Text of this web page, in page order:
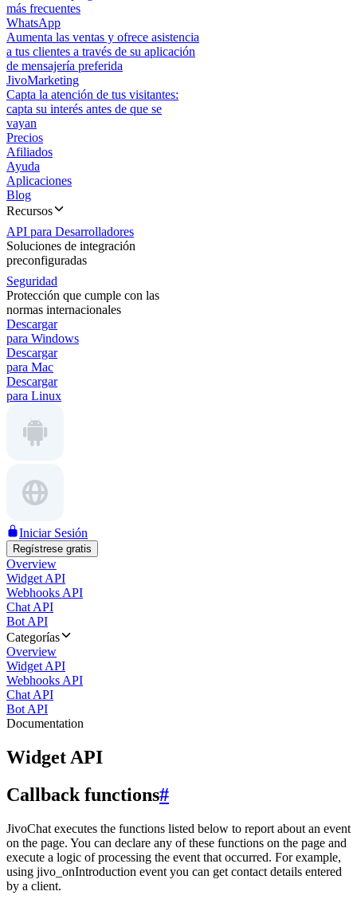
más frecuentes
WhatsApp
Aumenta las ventas y ofrece asistencia
a tus clientes a través de su aplicación
de mensajería preferida
JivoMarketing
Capta la atención de tus visitantes:
capta su interés antes de que se
vayan
Precios
Afiliados
Ayuda
Aplicaciones
Blog
Recursos
API para Desarrolladores
Soluciones de integración
preconfiguradas
Seguridad
Protección que cumple con las
normas internacionales
Descargar
para Windows
Descargar
para Mac
Descargar
para Linux
Iniciar Sesión
Regístrese gratis
Overview
Widget API
Webhooks API
Chat API
Bot API
Categorías
Overview
Widget API
Webhooks API
Chat API
Bot API
Documentation
Widget API
Callback functions#
JivoChat executes the functions listed below to report about an event
on the page. You can declare any of these functions on the page and
execute a logic of processing the event that occurred. For example,
using jivo_onIntroduction event you can get contact details entered
by a client.